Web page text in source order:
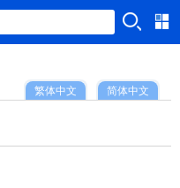
简体中文
繁体中文